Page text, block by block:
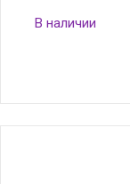
Набор
в
Easy
В наличии